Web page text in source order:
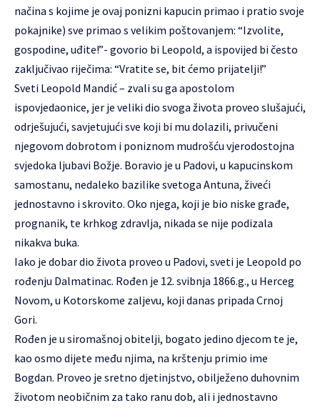
načina s kojime je ovaj ponizni kapucin primao i pratio svoje
pokajnike) sve primao s velikim poštovanjem: “Izvolite,
gospodine, uđite!”- govorio bi Leopold, a ispovijed bi često
zaključivao riječima: “Vratite se, bit ćemo prijatelji!”
Sveti Leopold Mandić – zvali su ga apostolom
ispovjedaonice, jer je veliki dio svoga života proveo slušajući,
odrješujući, savjetujući sve koji bi mu dolazili, privučeni
njegovom dobrotom i poniznom mudrošću vjerodostojna
svjedoka ljubavi Božje. Boravio je u Padovi, u kapucinskom
samostanu, nedaleko bazilike svetoga Antuna, živeći
jednostavno i skrovito. Oko njega, koji je bio niske građe,
prognanik, te krhkog zdravlja, nikada se nije podizala
nikakva buka.
Iako je dobar dio života proveo u Padovi, sveti je Leopold po
rođenju Dalmatinac. Rođen je 12. svibnja 1866.g., u Herceg
Novom, u Kotorskome zaljevu, koji danas pripada Crnoj
Gori.
Rođen je u siromašnoj obitelji, bogato jedino djecom te je,
kao osmo dijete među njima, na krštenju primio ime
Bogdan. Proveo je sretno djetinjstvo, obilježeno duhovnim
životom neobičnim za tako ranu dob, ali i jednostavno